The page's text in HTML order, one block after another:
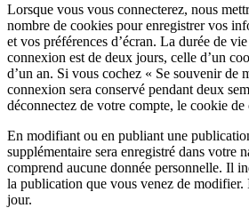
Lorsque vous vous connecterez, nous
nombre de cookies pour enregistrer vos
et vos préférences d’écran. La durée de
connexion est de deux jours, celle d’un
d’un an. Si vous cochez « Se souvenir de
connexion sera conservé pendant deux
déconnectez de votre compte, le cookie
En modifiant ou en publiant une
supplémentaire sera enregistré dans votre
comprend aucune donnée personnelle. Il
la publication que vous venez de modifier.
jour.